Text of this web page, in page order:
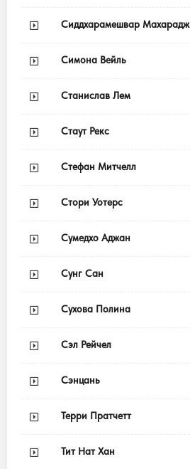
Сиддхарамешвар Махарадж
Симона Вейль
Станислав Лем
Стаут Рекс
Стефан Митчелл
Стори Уотерс
Сумедхо Аджан
Сунг Сан
Сухова Полина
Сэл Рейчел
Сэнцань
Терри Пратчетт
Тит Нат Хан